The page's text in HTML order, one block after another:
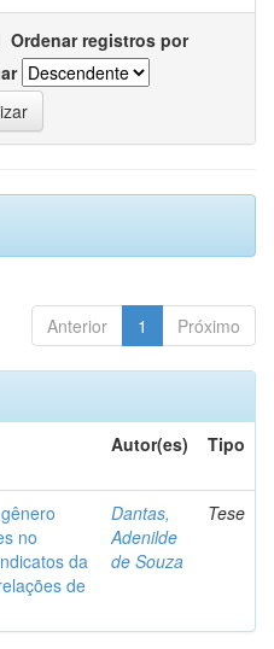
Ordenar registros por
Anterior 1 Próximo
Autor(es) Tipo
no
da
de
Dantas,
Adenilde
de Souza
Tese